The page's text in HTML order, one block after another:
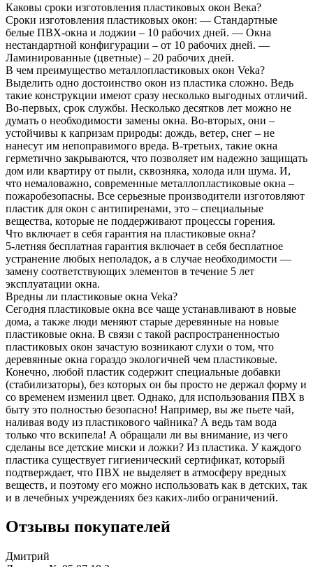
Каковы сроки изготовления пластиковых окон Века?
Сроки изготовления пластиковых окон: — Стандартные
белые ПВХ-окна и лоджии – 10 рабочих дней. — Окна
нестандартной конфигурации – от 10 рабочих дней. —
Ламинированные (цветные) – 20 рабочих дней.
В чем преимущество металлопластиковых окон Veka?
Выделить одно достоинство окон из пластика сложно. Ведь
такие конструкции имеют сразу несколько выгодных отличий.
Во-первых, срок службы. Несколько десятков лет можно не
думать о необходимости замены окна. Во-вторых, они –
устойчивы к капризам природы: дождь, ветер, снег – не
нанесут им непоправимого вреда. В-третьих, такие окна
герметично закрываются, что позволяет им надежно защищать
дом или квартиру от пыли, сквозняка, холода или шума. И,
что немаловажно, современные металлопластиковые окна –
пожаробезопасны. Все серьезные производители изготовляют
пластик для окон с антипиренами, это – специальные
вещества, которые не поддерживают процессы горения.
Что включает в себя гарантия на пластиковые окна?
5-летняя бесплатная гарантия включает в себя бесплатное
устранение любых неполадок, а в случае необходимости —
замену соответствующих элементов в течение 5 лет
эксплуатации окна.
Вредны ли пластиковые окна Veka?
Сегодня пластиковые окна все чаще устанавливают в новые
дома, а также люди меняют старые деревянные на новые
пластиковые окна. В связи с такой распространенностью
пластиковых окон зачастую возникают слухи о том, что
деревянные окна гораздо экологичней чем пластиковые.
Конечно, любой пластик содержит специальные добавки
(стабилизаторы), без которых он бы просто не держал форму и
со временем изменил цвет. Однако, для использования ПВХ в
быту это полностью безопасно! Например, вы же пьете чай,
наливая воду из пластикового чайника? А ведь там вода
только что вскипела! А обращали ли вы внимание, из чего
сделаны все детские миски и ложки? Из пластика. У каждого
пластика существует гигиенический сертификат, который
подтверждает, что ПВХ не выделяет в атмосферу вредных
веществ, и поэтому его можно использовать как в детских, так
и в лечебных учреждениях без каких-либо ограничений.
Отзывы покупателей
Дмитрий